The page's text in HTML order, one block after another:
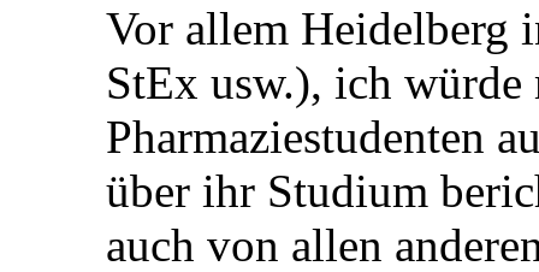
Vor allem Heidelberg
StEx usw.), ich würde
Pharmaziestudenten
über ihr Studium
auch von allen